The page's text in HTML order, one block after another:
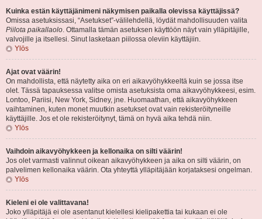
Kuinka estän käyttäjänimeni näkymisen paikalla olevissa käyttäjissä?
Omissa asetuksissasi, “Asetukset”-välilehdellä, löydät mahdollisuuden valita
Piilota paikallaolo. Ottamalla tämän asetuksen käyttöön näyt vain ylläpitäjille,
valvojille ja itsellesi. Sinut lasketaan piilossa oleviin käyttäjiin.
Ylös
Ajat ovat väärin!
On mahdollista, että näytetty aika on eri aikavyöhykkeeltä kuin se jossa itse
olet. Tässä tapauksessa valitse omista asetuksista oma aikavyöhykkeesi, esim.
Lontoo, Pariisi, New York, Sidney, jne. Huomaathan, että aikavyöhykkeen
vaihtaminen, kuten monet muutkin asetukset ovat vain rekisteröityneille
käyttäjille. Jos et ole rekisteröitynyt, tämä on hyvä aika tehdä niin.
Ylös
Vaihdoin aikavyöhykkeen ja kellonaika on silti väärin!
Jos olet varmasti valinnut oikean aikavyöhykkeen ja aika on silti väärin, on
palvelimen kellonaika väärin. Ota yhteyttä ylläpitäjään korjataksesi ongelman.
Ylös
Kieleni ei ole valittavana!
Joko ylläpitäjä ei ole asentanut kielellesi kielipakettia tai kukaan ei ole